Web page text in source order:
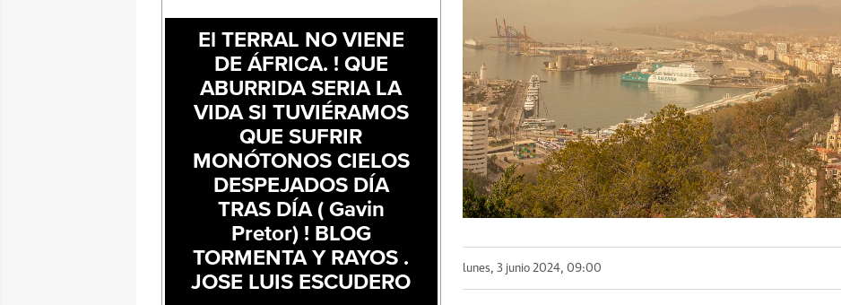
lunes, 3 junio 2024, 09:00
El TERRAL NO VIENE
DE ÁFRICA. ! QUE
ABURRIDA SERIA LA
VIDA SI TUVIÉRAMOS
QUE SUFRIR
MONÓTONOS CIELOS
DESPEJADOS DÍA
TRAS DÍA ( Gavin
Pretor) ! BLOG
TORMENTA Y RAYOS .
JOSE LUIS ESCUDERO